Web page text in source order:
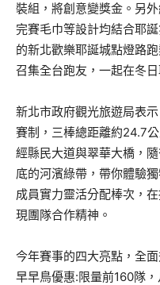
裝組，將創意變獎金。另
完賽毛巾等設計均結合耶
的新北歡樂耶誕城點燈路
召集全台跑友，一起在冬
新北市政府觀光旅遊局表
賽制，三棒總距離約24.7
經縣民大道與翠華大橋，
底的河濱綠帶，帶你體驗
成員實力靈活分配棒次，
現團隊合作精神。
今年賽事的四大亮點，全
早早鳥優惠:限量前160隊